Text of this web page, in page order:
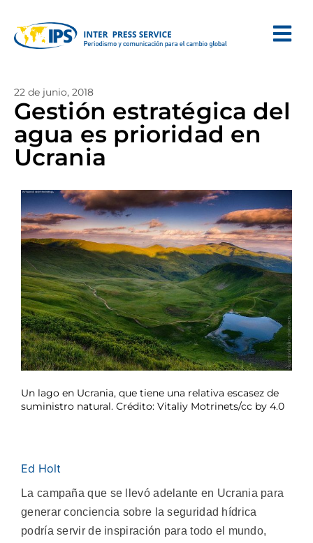
22 de junio, 2018
Gestión estratégica del
agua es prioridad en
Ucrania
Un lago en Ucrania, que tiene una relativa escasez de
suministro natural. Crédito: Vitaliy Motrinets/cc by 4.0
Ed Holt
La campaña que se llevó adelante en Ucrania para
generar conciencia sobre la seguridad hídrica
podría servir de inspiración para todo el mundo,